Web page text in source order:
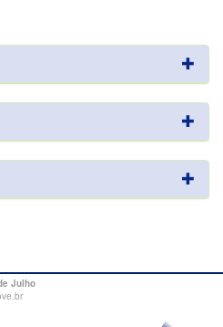
Julho